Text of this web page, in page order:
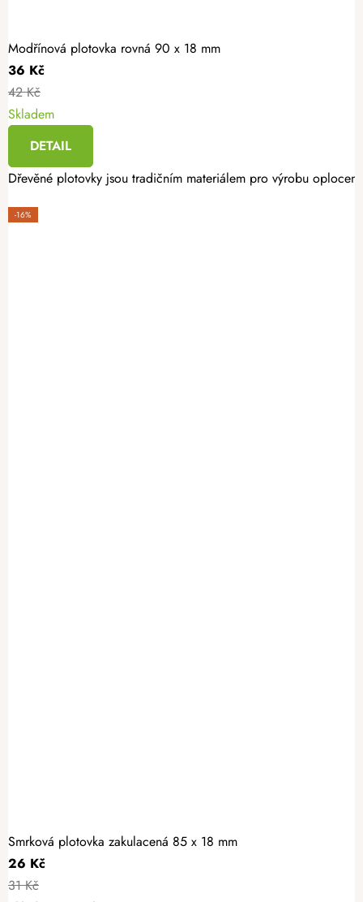
Modřínová plotovka rovná 90 x 18 mm
36 Kč
42 Kč
Skladem
DETAIL
Dřevěné plotovky jsou tradičním materiálem pro výrobu
-16%
Smrková plotovka zakulacená 85 x 18 mm
26 Kč
31 Kč